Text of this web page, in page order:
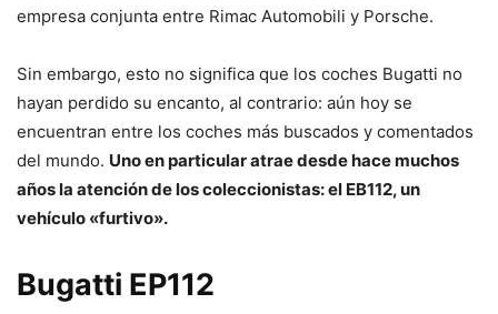
empresa conjunta entre Rimac Automobili y Porsche.
Sin embargo, esto no significa que los coches Bugatti no
hayan perdido su encanto, al contrario: aún hoy se
encuentran entre los coches más buscados y comentados
del mundo. Uno en particular atrae desde hace muchos
años la atención de los coleccionistas: el EB112, un
vehículo «furtivo».
Bugatti EP112